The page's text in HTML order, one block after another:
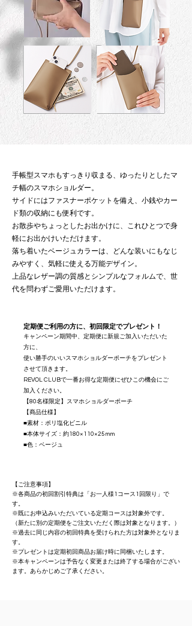
手帳型スマホもすっきり収まる、ゆったりとしたマ
チ幅のスマホショルダー。
サイドにはファスナーポケットを備え、小銭やカー
ド類の収納にも便利です。
お散歩やちょっとしたお出かけに、これひとつで身
軽にお出かけいただけます。
落ち着いたベージュカラーは、どんな装いにもなじ
みやすく、気軽に使える万能デザイン。
上品なレザー調の質感とシンプルなフォルムで、世
代を問わずご愛用いただけます。
定期便ご利用の方に、初回限定でプレゼント！
キャンペーン期間中、定期便に新規ご加入いただいた
方に、
使い勝手のいいスマホショルダーポーチをプレゼント
させて頂きます。
REVOL CLUBで一番お得な定期便にぜひこの機会にご
加入ください。
【80名様限定】スマホショルダーポーチ
【商品仕様】
■素材：ポリ塩化ビニル
■本体サイズ：約180×110×25mm
■色：ベージュ
【ご注意事項】
※各商品の初回割引特典は「お一人様1コース1回限り」で
す。
※既にお申込みいただいている定期コースは対象外です。
（新たに別の定期便をご注文いただく際は対象となります。）
※過去に同じ内容の初回特典を受けられた方は対象外となりま
す。
※プレゼントは定期初回商品お届け時に同梱いたします。
※本キャンペーンは予告なく変更または終了する場合がござい
ます。あらかじめご了承ください。​